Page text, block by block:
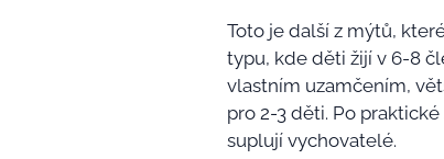
Toto je další z mýtů,
typu, kde děti žijí v 6-8
vlastním uzamčením,
pro 2-3 děti. Po
suplují vychovatelé.